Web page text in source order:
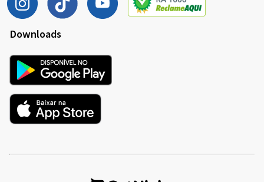
Downloads